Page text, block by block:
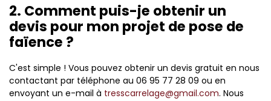
2. Comment puis-je obtenir un
devis pour mon projet de pose de
faïence ?
C'est simple ! Vous pouvez obtenir un devis gratuit en nous
contactant par téléphone au 06 95 77 28 09 ou en
envoyant un e-mail à tresscarrelage@gmail.com. Nous